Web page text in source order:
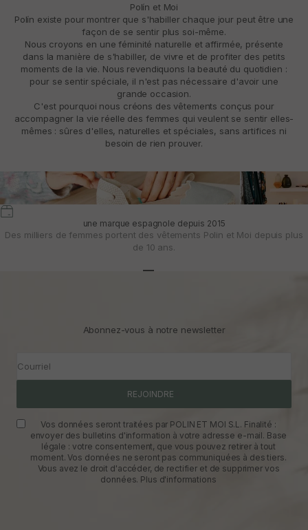
Polín et Moi
Polín existe pour montrer que s'habiller chaque jour peut être une
façon de se sentir plus soi-même.
Nous croyons en une féminité naturelle et affirmée, présente
dans la manière de s'habiller, de vivre et de profiter des petits
moments de la vie. Nous revendiquons la beauté du quotidien :
pour se sentir spéciale, il n'est pas nécessaire d'avoir une
grande occasion.
C'est pourquoi nous créons des vêtements conçus pour
accompagner la vie réelle des femmes qui veulent se sentir elles-
mêmes : sûres d'elles, naturelles et spéciales, sans artifices ni
besoin de rien prouver.
une marque espagnole depuis 2015
Des milliers de femmes portent des vêtements Polin et Moi depuis plus
de 10 ans.
Abonnez-vous à notre newsletter
Courriel
REJOINDRE
Vos données seront traitées par POLIN ET MOI S.L. Finalité :
envoyer des bulletins d'information à votre adresse e-mail. Base
légale : votre consentement, que vous pouvez retirer à tout
moment. Vos données ne seront pas communiquées à des tiers.
Vous avez le droit d'accéder, de rectifier et de supprimer vos
données. Plus d'informations